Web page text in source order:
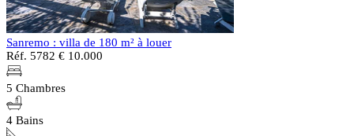
Sanremo : villa de 180 m² à louer
Réf. 5782 € 10.000
5 Chambres
4 Bains